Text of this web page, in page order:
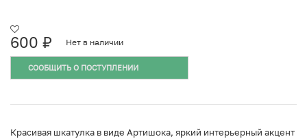
600 ₽ Нет в наличии
СООБЩИТЬ О ПОСТУПЛЕНИИ
Красивая шкатулка в виде Артишока, яркий интерьерный акцент